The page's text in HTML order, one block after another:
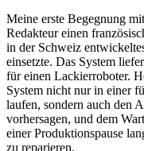
Meine erste Begegnung
Redakteur einen
in der Schweiz
einsetzte. Das System
für einen Lackierroboter.
System nicht nur in einer
laufen, sondern auch den
vorhersagen, und dem
einer Pro­duk­tions­pause
zu reparieren.